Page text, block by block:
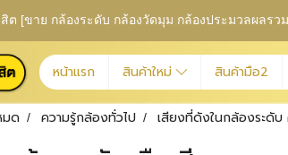
ต [ขาย กล้องระดับ กล้องวัดมุม กล้องประมวลผลรวม
หน้าแรก สินค้าใหม่ สินค้ามือ2
มด ความรู้กล้องทั่วไป เสียงที่ดังในกล้องระดับ